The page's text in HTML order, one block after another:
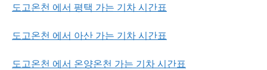
도고온천 에서 평택 가는 기차 시간표
도고온천 에서 아산 가는 기차 시간표
도고온천 에서 온양온천 가는 기차 시간표